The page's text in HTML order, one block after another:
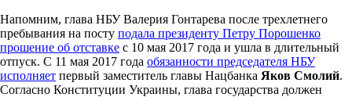
Напомним, глава НБУ Валерия Гонтарева после трехлетнего
пребывания на посту подала президенту Петру Порошенко
прошение об отставке с 10 мая 2017 года и ушла в длительный
отпуск. С 11 мая 2017 года обязанности председателя НБУ
исполняет первый заместитель главы Нацбанка Яков Смолий.
Согласно Конституции Украины, глава государства должен